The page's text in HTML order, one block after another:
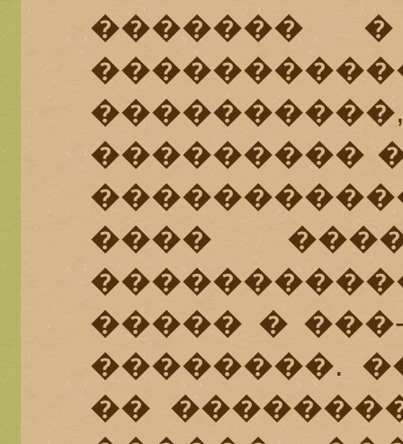
�������
���������
����
����� �
��������.
��